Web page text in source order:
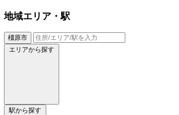
地域エリア・駅
橿原市
エリアから探す
駅から探す